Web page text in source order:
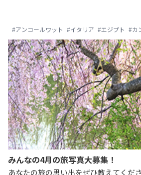
だ！「絶景！おすすめ世界遺産9選」
#アンコールワット #イタリア #エジプト #カ
みんなの4月の旅写真大募集！
あなたの旅の思い出をぜひ教えてく